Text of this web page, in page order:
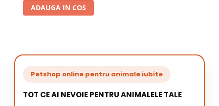
ADAUGA IN COS
Petshop online pentru animale iubite
TOT CE AI NEVOIE PENTRU ANIMALELE TALE